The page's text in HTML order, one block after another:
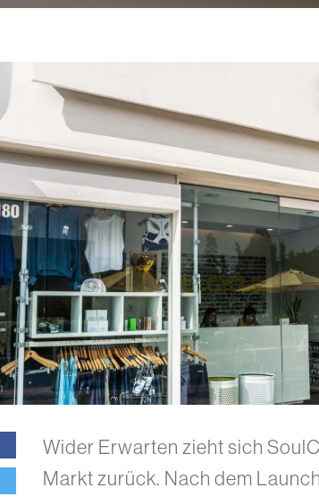
Wider Erwarten zieht sich
Markt zurück. Nach dem